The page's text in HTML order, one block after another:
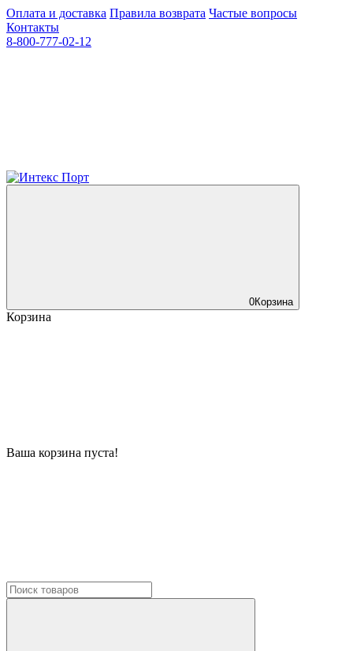
Оплата и доставка Правила возврата Частые вопросы
Контакты
8-800-777-02-12
0Корзина
Корзина
Ваша корзина пуста!